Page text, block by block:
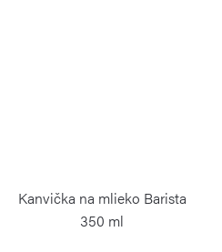
Kanvička na mlieko Barista
350 ml